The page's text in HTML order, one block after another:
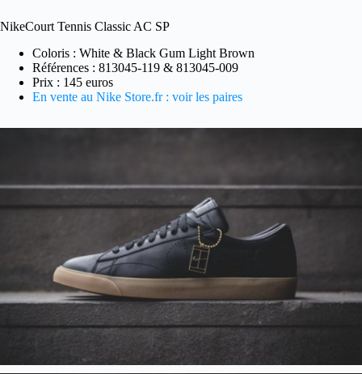
NikeCourt Tennis Classic AC SP
Coloris : White & Black Gum Light Brown
Références : 813045-119 & 813045-009
Prix : 145 euros
En vente au Nike Store.fr : voir les paires